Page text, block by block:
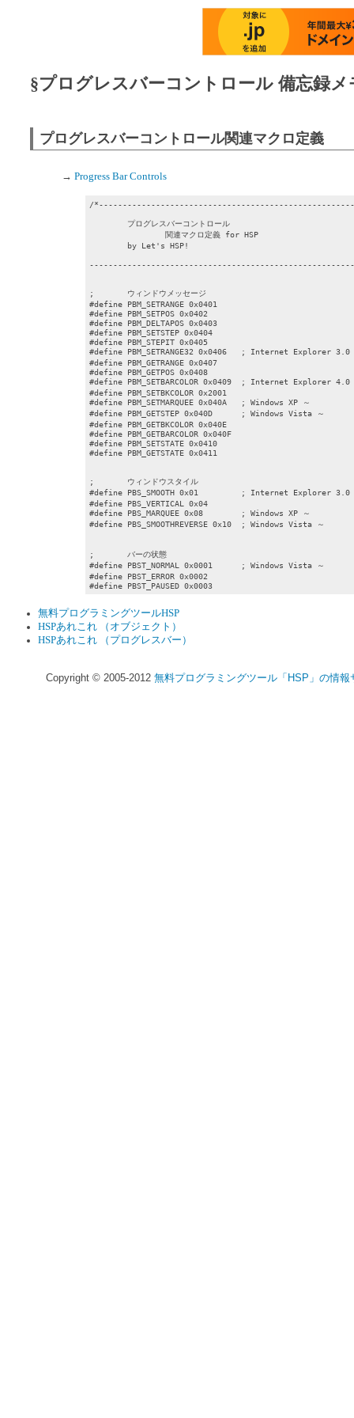
§プログレスバーコントロール 備忘録メ
プログレスバーコントロール関連マクロ定義
→ Progress Bar Controls
/
;	ウィンドウメッセージ
#define PBM_SETRANGE 0x0401
#define PBM_SETPOS 0x0402
#define PBM_DELTAPOS 0x0403
#define PBM_SETSTEP 0x0404
#define PBM_STEPIT 0x0405
#define PBM_SETRANGE32 0x0406	; Internet Explorer 3.0 ～
#define PBM_GETRANGE 0x0407
#define PBM_GETPOS 0x0408
#define PBM_SETBARCOLOR 0x0409	; Internet Explorer 4.0 ～
#define PBM_SETBKCOLOR 0x2001
#define PBM_SETMARQUEE 0x040A	; Windows XP ～
#define PBM_GETSTEP 0x040D	; Windows Vista ～
#define PBM_GETBKCOLOR 0x040E
#define PBM_GETBARCOLOR 0x040F
#define PBM_SETSTATE 0x0410
#define PBM_GETSTATE 0x0411
;	ウィンドウスタイル
#define PBS_SMOOTH 0x01		; Internet Explorer 3.0 ～
#define PBS_VERTICAL 0x04
#define PBS_MARQUEE 0x08	; Windows XP ～
#define PBS_SMOOTHREVERSE 0x10	; Windows Vista ～
;	バーの状態
#define PBST_NORMAL 0x0001	; Windows Vista ～
#define PBST_ERROR 0x0002
#define PBST_PAUSED 0x0003
無料プログラミングツールHSP
HSPあれこれ （オブジェクト）
HSPあれこれ （プログレスバー）
Copyright © 2005-2012 無料プログラミングツール「HSP」の情報